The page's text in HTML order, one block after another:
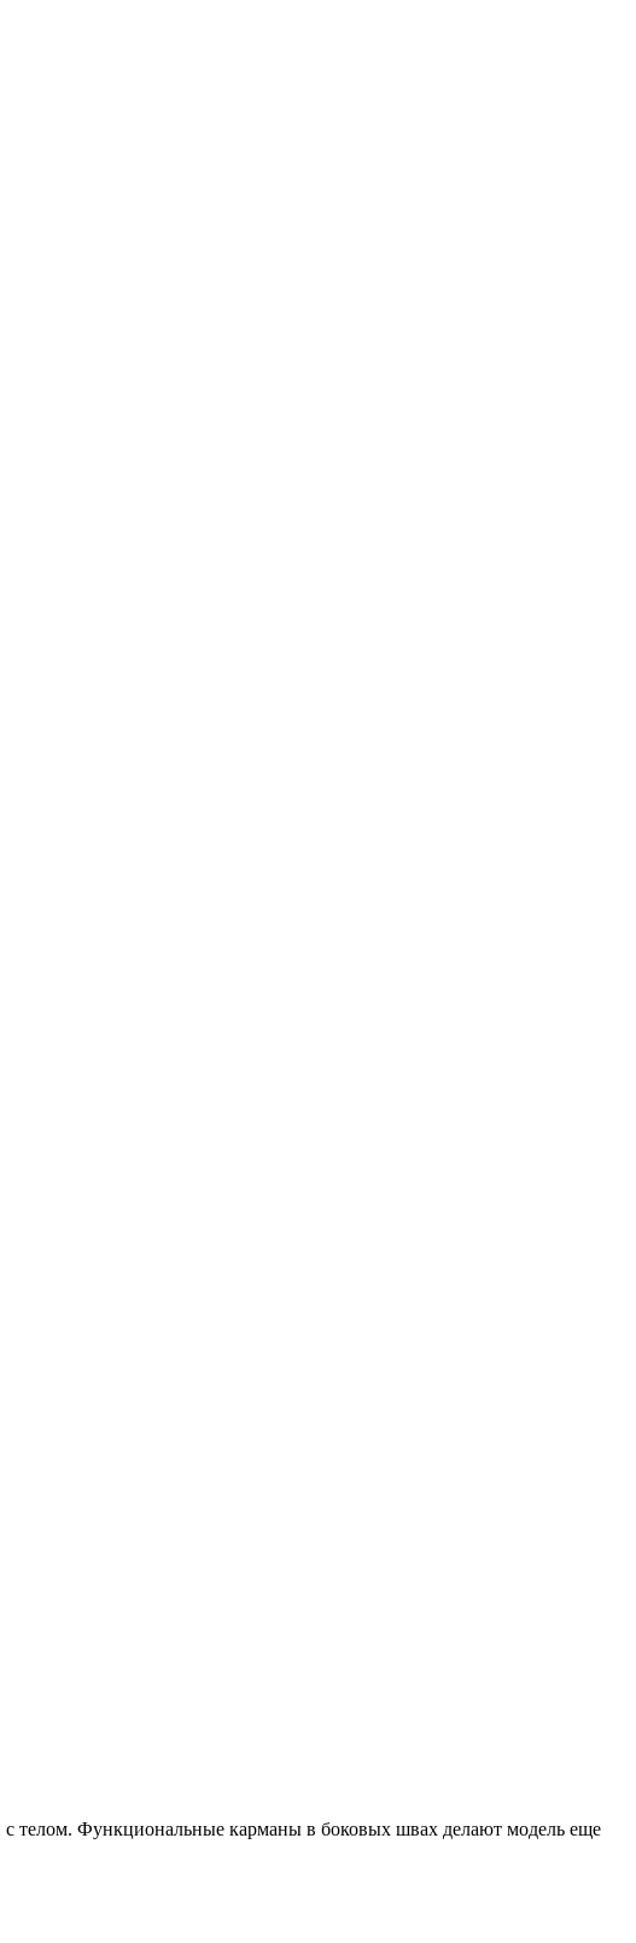
с телом. Функциональные карманы в боковых швах делают модель еще